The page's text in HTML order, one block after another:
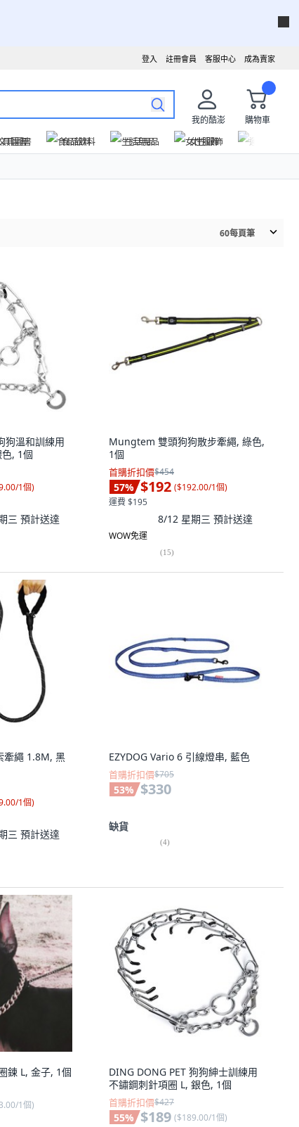
成為賣家
客服中心
註冊會員
登入
我的酷澎
購物車
具圖書 食品飲料 生活用品 女性服飾
60每頁筆
狗溫和訓練用
, 1個
1個)
三 預計送達
Mungtem 雙頭狗狗散步牽繩, 綠色,
1個
首購折扣價$454
57% $192 ($192.00/1個)
運費 $195
8/12 星期三 預計送達
WOW免運
(15)
繩 1.8M, 黑
1個)
三 預計送達
EZYDOG Vario 6 引線燈串, 藍色
首購折扣價$705
53% $330
缺貨
(4)
鍊 L, 金子, 1個
1個)
DING DONG PET 狗狗紳士訓練用
不鏽鋼刺針項圈 L, 銀色, 1個
首購折扣價$427
55% $189 ($189.00/1個)